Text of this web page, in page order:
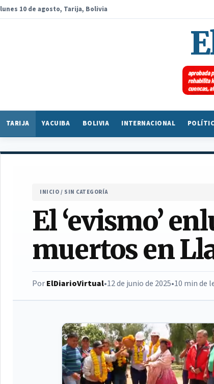
lunes 10 de agosto, Tarija, Bolivia
TARIJA YACUIBA BOLIVIA INTERNACIONAL
INICIO / SIN CATEGORÍA
El ‘evismo’
muertos en
PorElDiarioVirtual•12 de junio de 2025•10 min de